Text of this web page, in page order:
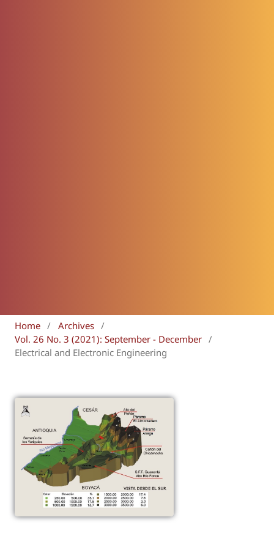
Home / Archives /
Vol. 26 No. 3 (2021): September - December /
Electrical and Electronic Engineering